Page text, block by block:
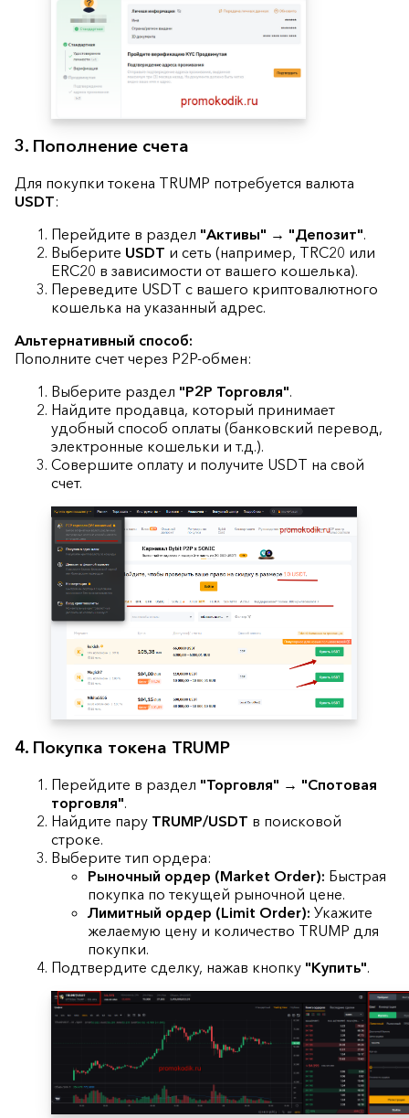
3. Пополнение счета
Для покупки токена TRUMP потребуется валюта
USDT:
Перейдите в раздел "Активы" → "Депозит".
Выберите USDT и сеть (например, TRC20 или
ERC20 в зависимости от вашего кошелька).
Переведите USDT с вашего криптовалютного
кошелька на указанный адрес.
Альтернативный способ:
Пополните счет через P2P-обмен:
Выберите раздел "P2P Торговля".
Найдите продавца, который принимает
удобный способ оплаты (банковский перевод,
электронные кошельки и т.д.).
Совершите оплату и получите USDT на свой
счет.
4. Покупка токена TRUMP
Перейдите в раздел "Торговля" → "Спотовая
торговля".
Найдите пару TRUMP/USDT в поисковой
строке.
Выберите тип ордера:
Рыночный ордер (Market Order): Быстрая
покупка по текущей рыночной цене.
Лимитный ордер (Limit Order): Укажите
желаемую цену и количество TRUMP для
покупки.
Подтвердите сделку, нажав кнопку "Купить".